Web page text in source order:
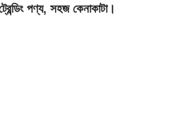
পণ্য, সহজ কেনাকাটা।